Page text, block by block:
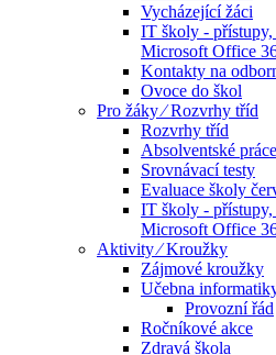
Vycházející žáci
IT školy - přístupy,
Microsoft Office
Kontakty na
Ovoce do škol
Pro žáky ⁄ Rozvrhy tříd
Rozvrhy tříd
Absolventské práce
Srovnávací testy
Evaluace školy
IT školy - přístupy,
Microsoft Office
Aktivity ⁄ Kroužky
Zájmové kroužky
Učebna
Provozní řád
Ročníkové akce
Zdravá škola